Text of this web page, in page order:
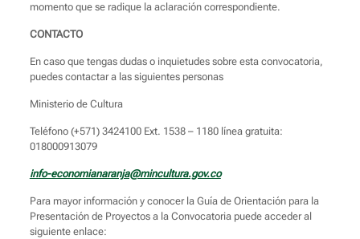
momento que se radique la aclaración correspondiente.
CONTACTO
En caso que tengas dudas o inquietudes sobre esta convocatoria,
puedes contactar a las siguientes personas
Ministerio de Cultura
Teléfono (+571) 3424100 Ext. 1538 – 1180 línea gratuita:
018000913079
info-economianaranja@mincultura.gov.co
Para mayor información y conocer la Guía de Orientación para la
Presentación de Proyectos a la Convocatoria puede acceder al
siguiente enlace: